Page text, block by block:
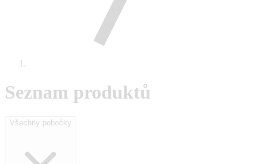
Seznam produktů
Všechny pobočky